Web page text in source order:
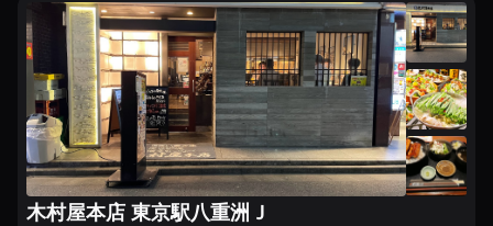
え
る
店
お
す
め
4
木村屋本店 東京駅八重洲Ｊ